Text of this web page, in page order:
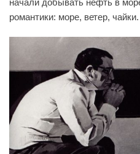
начали добывать нефть в
романтики: море, ветер, чайки.